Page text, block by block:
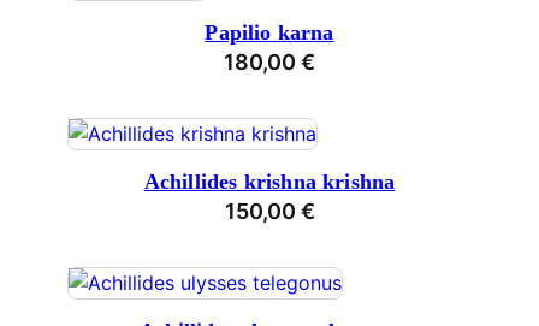
Papilio karna
180,00 €
Achillides krishna krishna
150,00 €